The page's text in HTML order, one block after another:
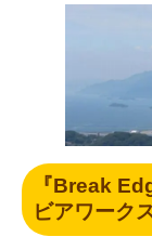
『Break
ビアワーク